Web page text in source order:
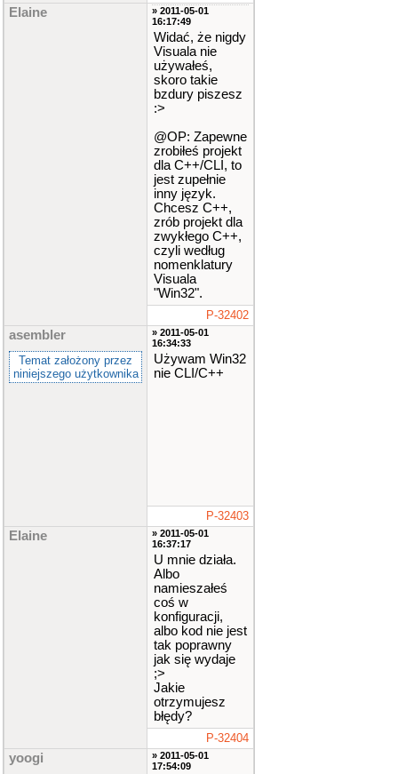
Elaine
» 2011-05-01
16:17:49
Widać, że nigdy
Visuala nie
używałeś,
skoro takie
bzdury piszesz
:>
@OP: Zapewne
zrobiłeś projekt
dla C++/CLI, to
jest zupełnie
inny język.
Chcesz C++,
zrób projekt dla
zwykłego C++,
czyli według
nomenklatury
Visuala
"Win32".
P-32402
asembler
Temat założony przez
niniejszego użytkownika
» 2011-05-01
16:34:33
Używam Win32
nie CLI/C++
P-32403
Elaine
» 2011-05-01
16:37:17
U mnie działa.
Albo
namieszałeś
coś w
konfiguracji,
albo kod nie jest
tak poprawny
jak się wydaje
;>
Jakie
otrzymujesz
błędy?
P-32404
yoogi
» 2011-05-01
17:54:09